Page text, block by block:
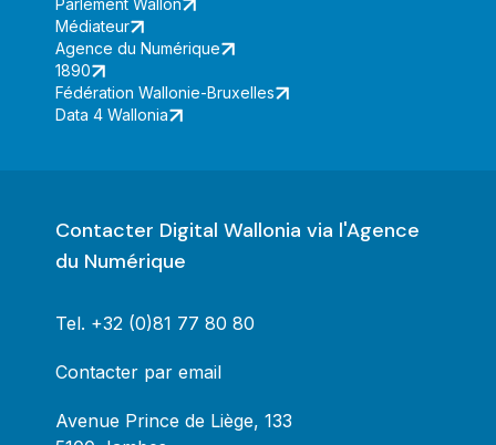
Parlement Wallon
Médiateur
Agence du Numérique
1890
Fédération Wallonie-Bruxelles
Data 4 Wallonia
Contacter Digital Wallonia via l'Agence
du Numérique
Tel. +32 (0)81 77 80 80
Contacter par email
Avenue Prince de Liège, 133